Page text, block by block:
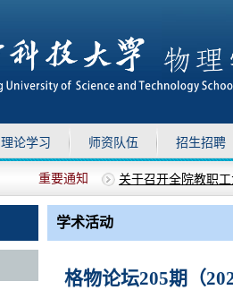
理论学习 师资队伍 招生招聘
重要通知
关于召开全院教职
关于组织参加华中
上移 下移
学术活动
格物论坛205期（